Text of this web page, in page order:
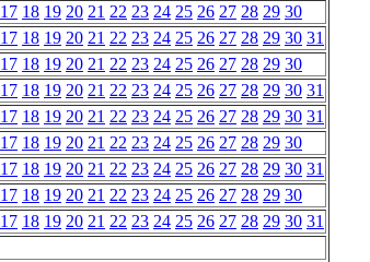
17 18 19 20 21 22 23 24 25 26 27 28 29 30
17 18 19 20 21 22 23 24 25 26 27 28 29 30 31
17 18 19 20 21 22 23 24 25 26 27 28 29 30
17 18 19 20 21 22 23 24 25 26 27 28 29 30 31
17 18 19 20 21 22 23 24 25 26 27 28 29 30 31
17 18 19 20 21 22 23 24 25 26 27 28 29 30
17 18 19 20 21 22 23 24 25 26 27 28 29 30 31
17 18 19 20 21 22 23 24 25 26 27 28 29 30
17 18 19 20 21 22 23 24 25 26 27 28 29 30 31